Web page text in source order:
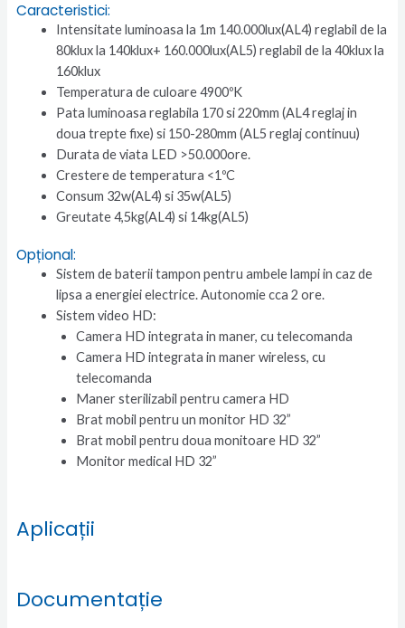
Caracteristici:
Intensitate luminoasa la 1m 140.000lux(AL4) reglabil de la
80klux la 140klux+ 160.000lux(AL5) reglabil de la 40klux la
160klux
Temperatura de culoare 4900ºK
Pata luminoasa reglabila 170 si 220mm (AL4 reglaj in
doua trepte fixe) si 150-280mm (AL5 reglaj continuu)
Durata de viata LED >50.000ore.
Crestere de temperatura <1ºC
Consum 32w(AL4) si 35w(AL5)
Greutate 4,5kg(AL4) si 14kg(AL5)
Opțional:
Sistem de baterii tampon pentru ambele lampi in caz de
lipsa a energiei electrice. Autonomie cca 2 ore.
Sistem video HD:
Camera HD integrata in maner, cu telecomanda
Camera HD integrata in maner wireless, cu
telecomanda
Maner sterilizabil pentru camera HD
Brat mobil pentru un monitor HD 32”
Brat mobil pentru doua monitoare HD 32”
Monitor medical HD 32”
Aplicații
Documentație